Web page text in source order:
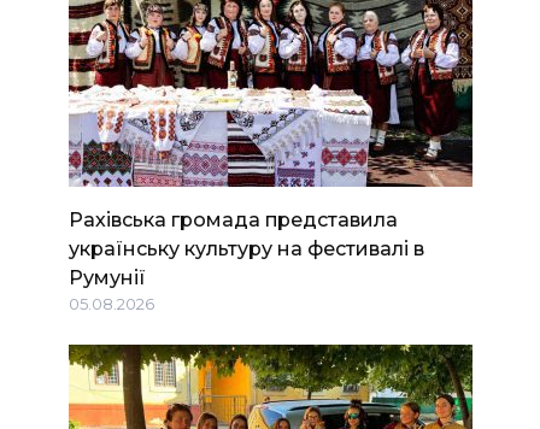
Рахівська громада представила
українську культуру на фестивалі в
Румунії
05.08.2026